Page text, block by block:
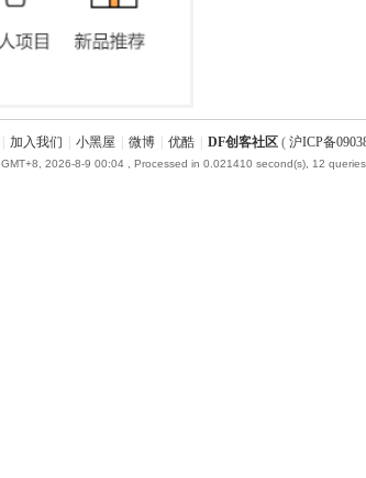
加入我们 小黑屋 微博 优酷 DF创客社区 ( 沪ICP备
GMT+8, 2026-8-9 00:04 , Processed in 0.021410 second(s), 12 queries